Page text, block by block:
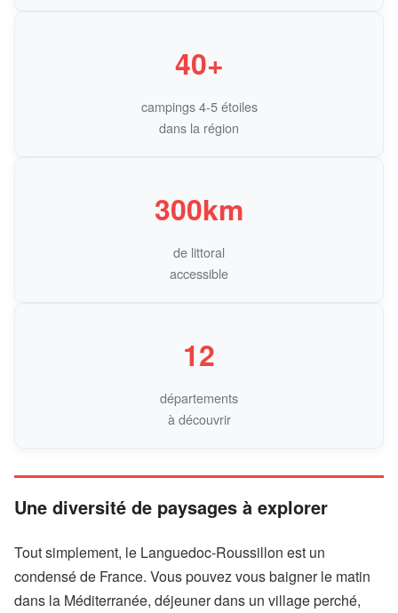
40+
campings 4-5 étoiles
dans la région
300km
de littoral
accessible
12
départements
à découvrir
Une diversité de paysages à explorer
Tout simplement, le Languedoc-Roussillon est un
condensé de France. Vous pouvez vous baigner le matin
dans la Méditerranée, déjeuner dans un village perché,